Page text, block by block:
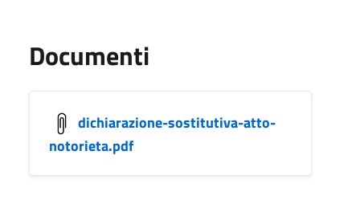
Documenti
dichiarazione-sostitutiva-atto-
notorieta.pdf